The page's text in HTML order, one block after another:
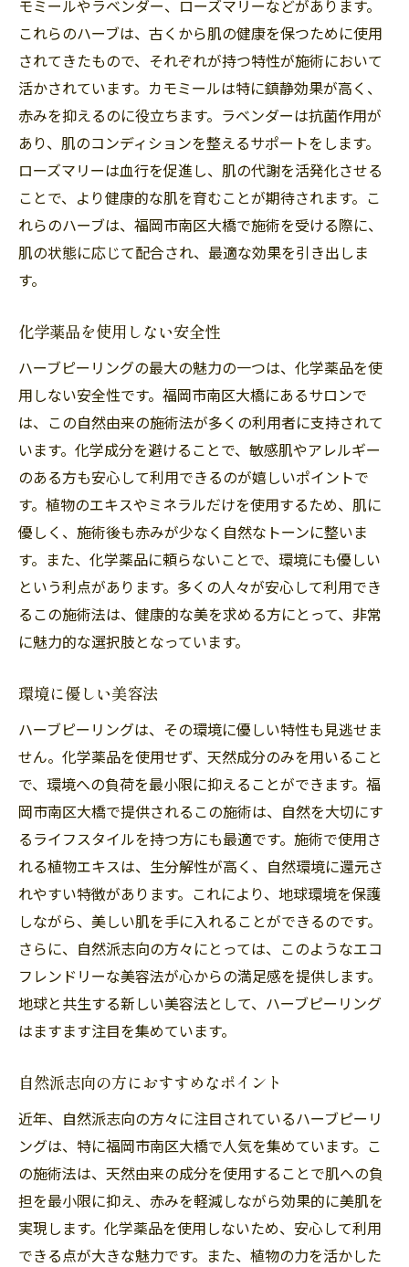
モミールやラベンダー、ローズマリーなどがあります。
これらのハーブは、古くから肌の健康を保つために使用
されてきたもので、それぞれが持つ特性が施術において
活かされています。カモミールは特に鎮静効果が高く、
赤みを抑えるのに役立ちます。ラベンダーは抗菌作用が
あり、肌のコンディションを整えるサポートをします。
ローズマリーは血行を促進し、肌の代謝を活発化させる
ことで、より健康的な肌を育むことが期待されます。こ
れらのハーブは、福岡市南区大橋で施術を受ける際に、
肌の状態に応じて配合され、最適な効果を引き出しま
す。
化学薬品を使用しない安全性
ハーブピーリングの最大の魅力の一つは、化学薬品を使
用しない安全性です。福岡市南区大橋にあるサロンで
は、この自然由来の施術法が多くの利用者に支持されて
います。化学成分を避けることで、敏感肌やアレルギー
のある方も安心して利用できるのが嬉しいポイントで
す。植物のエキスやミネラルだけを使用するため、肌に
優しく、施術後も赤みが少なく自然なトーンに整いま
す。また、化学薬品に頼らないことで、環境にも優しい
という利点があります。多くの人々が安心して利用でき
るこの施術法は、健康的な美を求める方にとって、非常
に魅力的な選択肢となっています。
環境に優しい美容法
ハーブピーリングは、その環境に優しい特性も見逃せま
せん。化学薬品を使用せず、天然成分のみを用いること
で、環境への負荷を最小限に抑えることができます。福
岡市南区大橋で提供されるこの施術は、自然を大切にす
るライフスタイルを持つ方にも最適です。施術で使用さ
れる植物エキスは、生分解性が高く、自然環境に還元さ
れやすい特徴があります。これにより、地球環境を保護
しながら、美しい肌を手に入れることができるのです。
さらに、自然派志向の方々にとっては、このようなエコ
フレンドリーな美容法が心からの満足感を提供します。
地球と共生する新しい美容法として、ハーブピーリング
はますます注目を集めています。
自然派志向の方におすすめなポイント
近年、自然派志向の方々に注目されているハーブピーリ
ングは、特に福岡市南区大橋で人気を集めています。こ
の施術法は、天然由来の成分を使用することで肌への負
担を最小限に抑え、赤みを軽減しながら効果的に美肌を
実現します。化学薬品を使用しないため、安心して利用
できる点が大きな魅力です。また、植物の力を活かした